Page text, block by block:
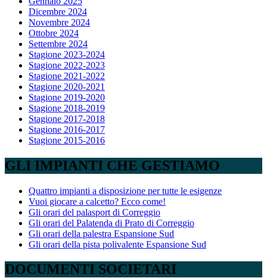
Dicembre 2024
Novembre 2024
Ottobre 2024
Settembre 2024
Stagione 2023-2024
Stagione 2022-2023
Stagione 2021-2022
Stagione 2020-2021
Stagione 2019-2020
Stagione 2018-2019
Stagione 2017-2018
Stagione 2016-2017
Stagione 2015-2016
GLI IMPIANTI CHE GESTIAMO
Quattro impianti a disposizione per tutte le esigenze
Vuoi giocare a calcetto? Ecco come!
Gli orari del palasport di Correggio
Gli orari del Palatenda di Prato di Correggio
Gli orari della palestra Espansione Sud
Gli orari della pista polivalente Espansione Sud
DOCUMENTI SOCIETARI